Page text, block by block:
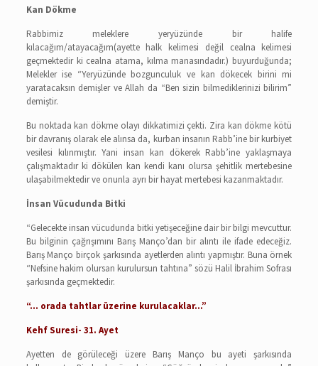
Kan Dökme
Rabbimiz meleklere yeryüzünde bir halife
kılacağım/atayacağım(ayette halk kelimesi değil cealna kelimesi
geçmektedir ki cealna atama, kılma manasındadır.) buyurduğunda;
Melekler ise “Yeryüzünde bozgunculuk ve kan dökecek birini mi
yaratacaksın demişler ve Allah da “Ben sizin bilmediklerinizi bilirim”
demiştir.
Bu noktada kan dökme olayı dikkatimizi çekti. Zira kan dökme kötü
bir davranış olarak ele alınsa da, kurban insanın Rabb’ine bir kurbiyet
vesilesi kılınmıştır. Yani insan kan dökerek Rabb’ine yaklaşmaya
çalışmaktadır ki dökülen kan kendi kanı olursa şehitlik mertebesine
ulaşabilmektedir ve onunla ayrı bir hayat mertebesi kazanmaktadır.
İnsan Vücudunda Bitki
“Gelecekte insan vücudunda bitki yetişeceğine dair bir bilgi mevcuttur.
Bu bilginin çağrışımını Barış Manço’dan bir alıntı ile ifade edeceğiz.
Barış Manço birçok şarkısında ayetlerden alıntı yapmıştır. Buna örnek
“Nefsine hakim olursan kurulursun tahtına” sözü Halil İbrahim Sofrası
şarkısında geçmektedir.
“… orada tahtlar üzerine kurulacaklar…”
Kehf Suresi- 31. Ayet
Ayetten de görüleceği üzere Barış Manço bu ayeti şarkısında